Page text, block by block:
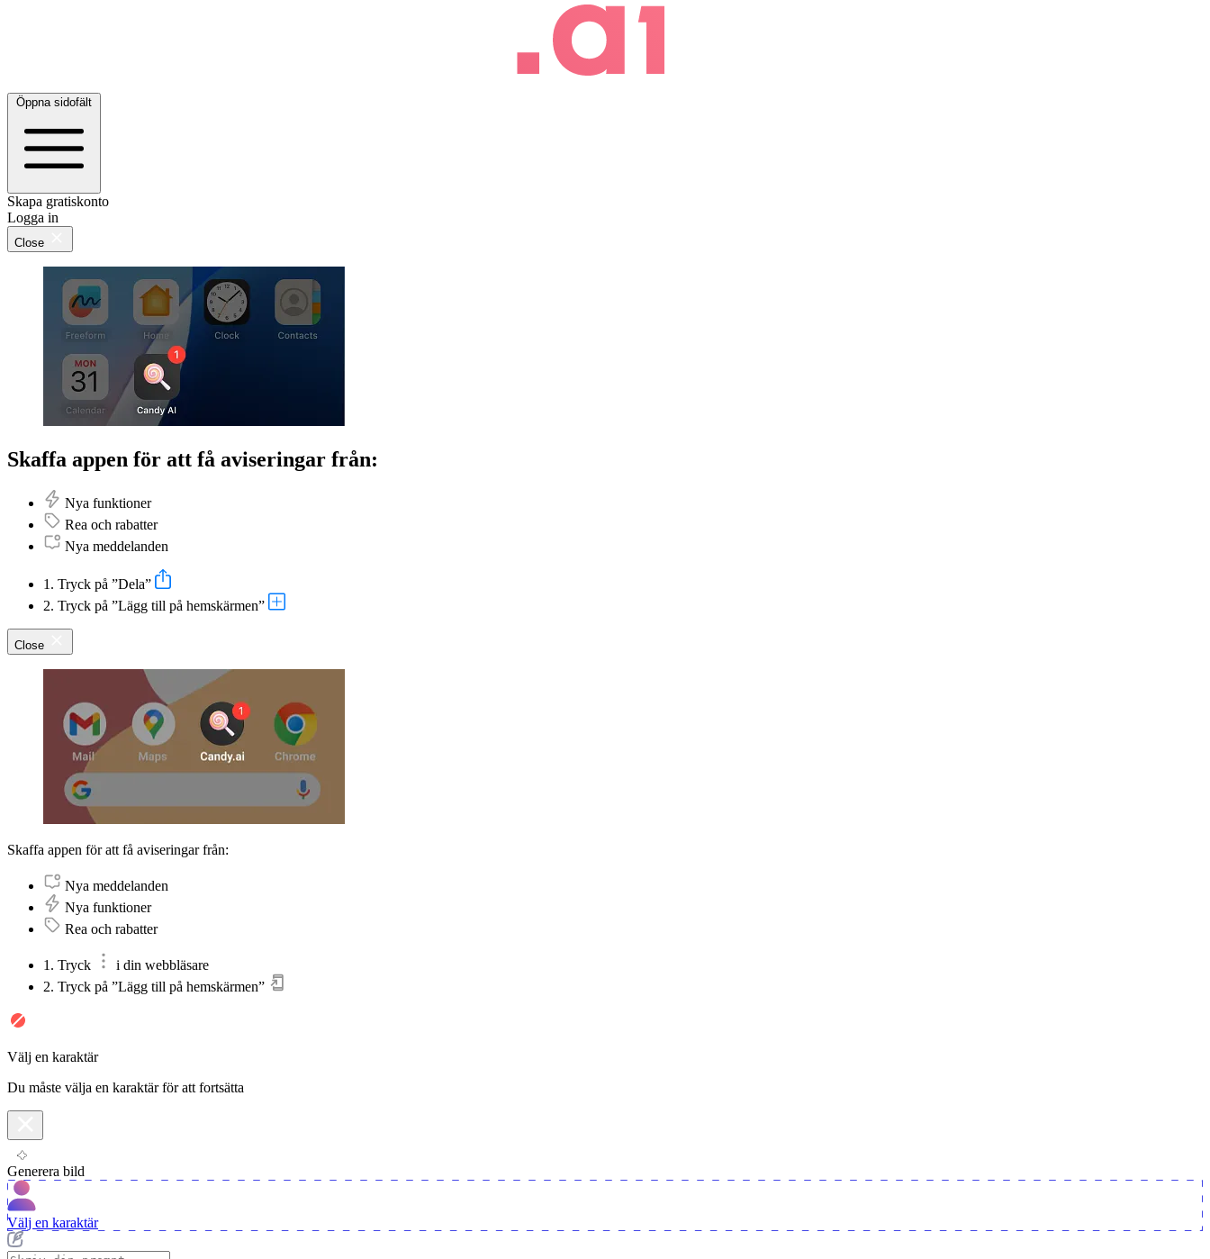
Öppna sidofält
Skapa gratiskonto
Logga in
Close
Skaffa appen för att få aviseringar från:
Nya funktioner
Rea och rabatter
Nya meddelanden
1. Tryck på ”Dela”
2. Tryck på ”Lägg till på hemskärmen”
Close
Skaffa appen för att få aviseringar från:
Nya meddelanden
Nya funktioner
Rea och rabatter
1. Tryck
i din webbläsare
2. Tryck på ”Lägg till på hemskärmen”
Välj en karaktär
Du måste välja en karaktär för att fortsätta
Generera bild
Välj en karaktär